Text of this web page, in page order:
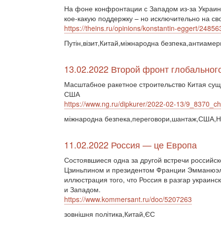
На фоне конфронтации с Западом из-за
кое-какую поддержку – но исключительно на
https://theins.ru/opinions/konstantin-eggert/
Путін,візит,Китай,міжнародна
13.02.2022 Второй фронт
Масштабное ракетное строительство Китая
США
https://www.ng.ru/dipkurer/2022-02-13/
міжнародна
11.02.2022 Россия — це Европа
Состоявшиеся одна за другой встречи
Цзиньпином и президентом Франции
иллюстрация того, что Россия в разгар
и Западом.
https://www.kommersant.ru/doc/5207263
зовнішня політика,Китай,ЄС